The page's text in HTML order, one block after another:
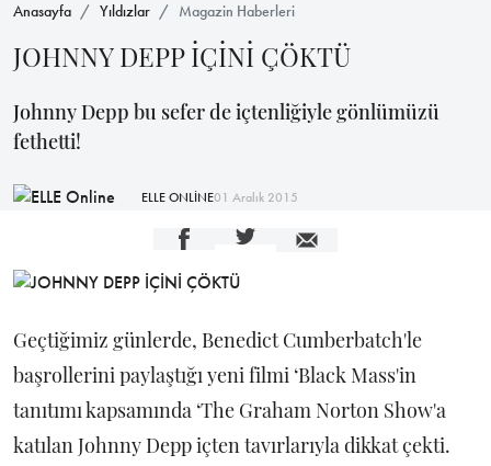
Anasayfa Yıldızlar Magazin Haberleri
JOHNNY DEPP İÇİNİ ÇÖKTÜ
Johnny Depp bu sefer de içtenliğiyle gönlümüzü
fethetti!
ELLE ONLİNE01 Aralık 2015
Geçtiğimiz günlerde, Benedict Cumberbatch'le
başrollerini paylaştığı yeni filmi ‘Black Mass'in
tanıtımı kapsamında ‘The Graham Norton Show'a
katılan Johnny Depp içten tavırlarıyla dikkat çekti.